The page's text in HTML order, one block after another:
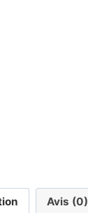
Avis (0)